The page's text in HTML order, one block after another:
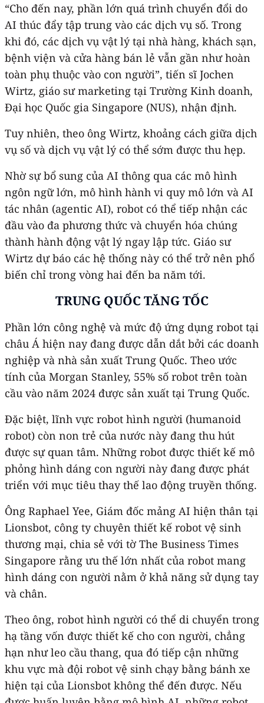
“Cho đến nay, phần lớn quá trình chuyển đổi do
AI thúc đẩy tập trung vào các dịch vụ số. Trong
khi đó, các dịch vụ vật lý tại nhà hàng, khách sạn,
bệnh viện và cửa hàng bán lẻ vẫn gần như hoàn
toàn phụ thuộc vào con người”, tiến sĩ Jochen
Wirtz, giáo sư marketing tại Trường Kinh doanh,
Đại học Quốc gia Singapore (NUS), nhận định.
Tuy nhiên, theo ông Wirtz, khoảng cách giữa dịch
vụ số và dịch vụ vật lý có thể sớm được thu hẹp.
Nhờ sự bổ sung của AI thông qua các mô hình
ngôn ngữ lớn, mô hình hành vi quy mô lớn và AI
tác nhân (agentic AI), robot có thể tiếp nhận các
đầu vào đa phương thức và chuyển hóa chúng
thành hành động vật lý ngay lập tức. Giáo sư
Wirtz dự báo các hệ thống này có thể trở nên phổ
biến chỉ trong vòng hai đến ba năm tới.
TRUNG QUỐC TĂNG TỐC
Phần lớn công nghệ và mức độ ứng dụng robot tại
châu Á hiện nay đang được dẫn dắt bởi các doanh
nghiệp và nhà sản xuất Trung Quốc. Theo ước
tính của Morgan Stanley, 55% số robot trên toàn
cầu vào năm 2024 được sản xuất tại Trung Quốc.
Đặc biệt, lĩnh vực robot hình người (humanoid
robot) còn non trẻ của nước này đang thu hút
được sự quan tâm. Những robot được thiết kế mô
phỏng hình dáng con người này đang được phát
triển với mục tiêu thay thế lao động truyền thống.
Ông Raphael Yee, Giám đốc mảng AI hiện thân tại
Lionsbot, công ty chuyên thiết kế robot vệ sinh
thương mại, chia sẻ với tờ The Business Times
Singapore rằng ưu thế lớn nhất của robot mang
hình dáng con người nằm ở khả năng sử dụng tay
và chân.
Theo ông, robot hình người có thể di chuyển trong
hạ tầng vốn được thiết kế cho con người, chẳng
hạn như leo cầu thang, qua đó tiếp cận những
khu vực mà đội robot vệ sinh chạy bằng bánh xe
hiện tại của Lionsbot không thể đến được. Nếu